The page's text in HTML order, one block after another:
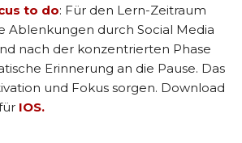
to do: Für den Lern-Zeitraum
Ablenkungen durch Social Media
nach der konzentrierten Phase
Erinnerung an die Pause. Das
und Fokus sorgen. Download
IOS.